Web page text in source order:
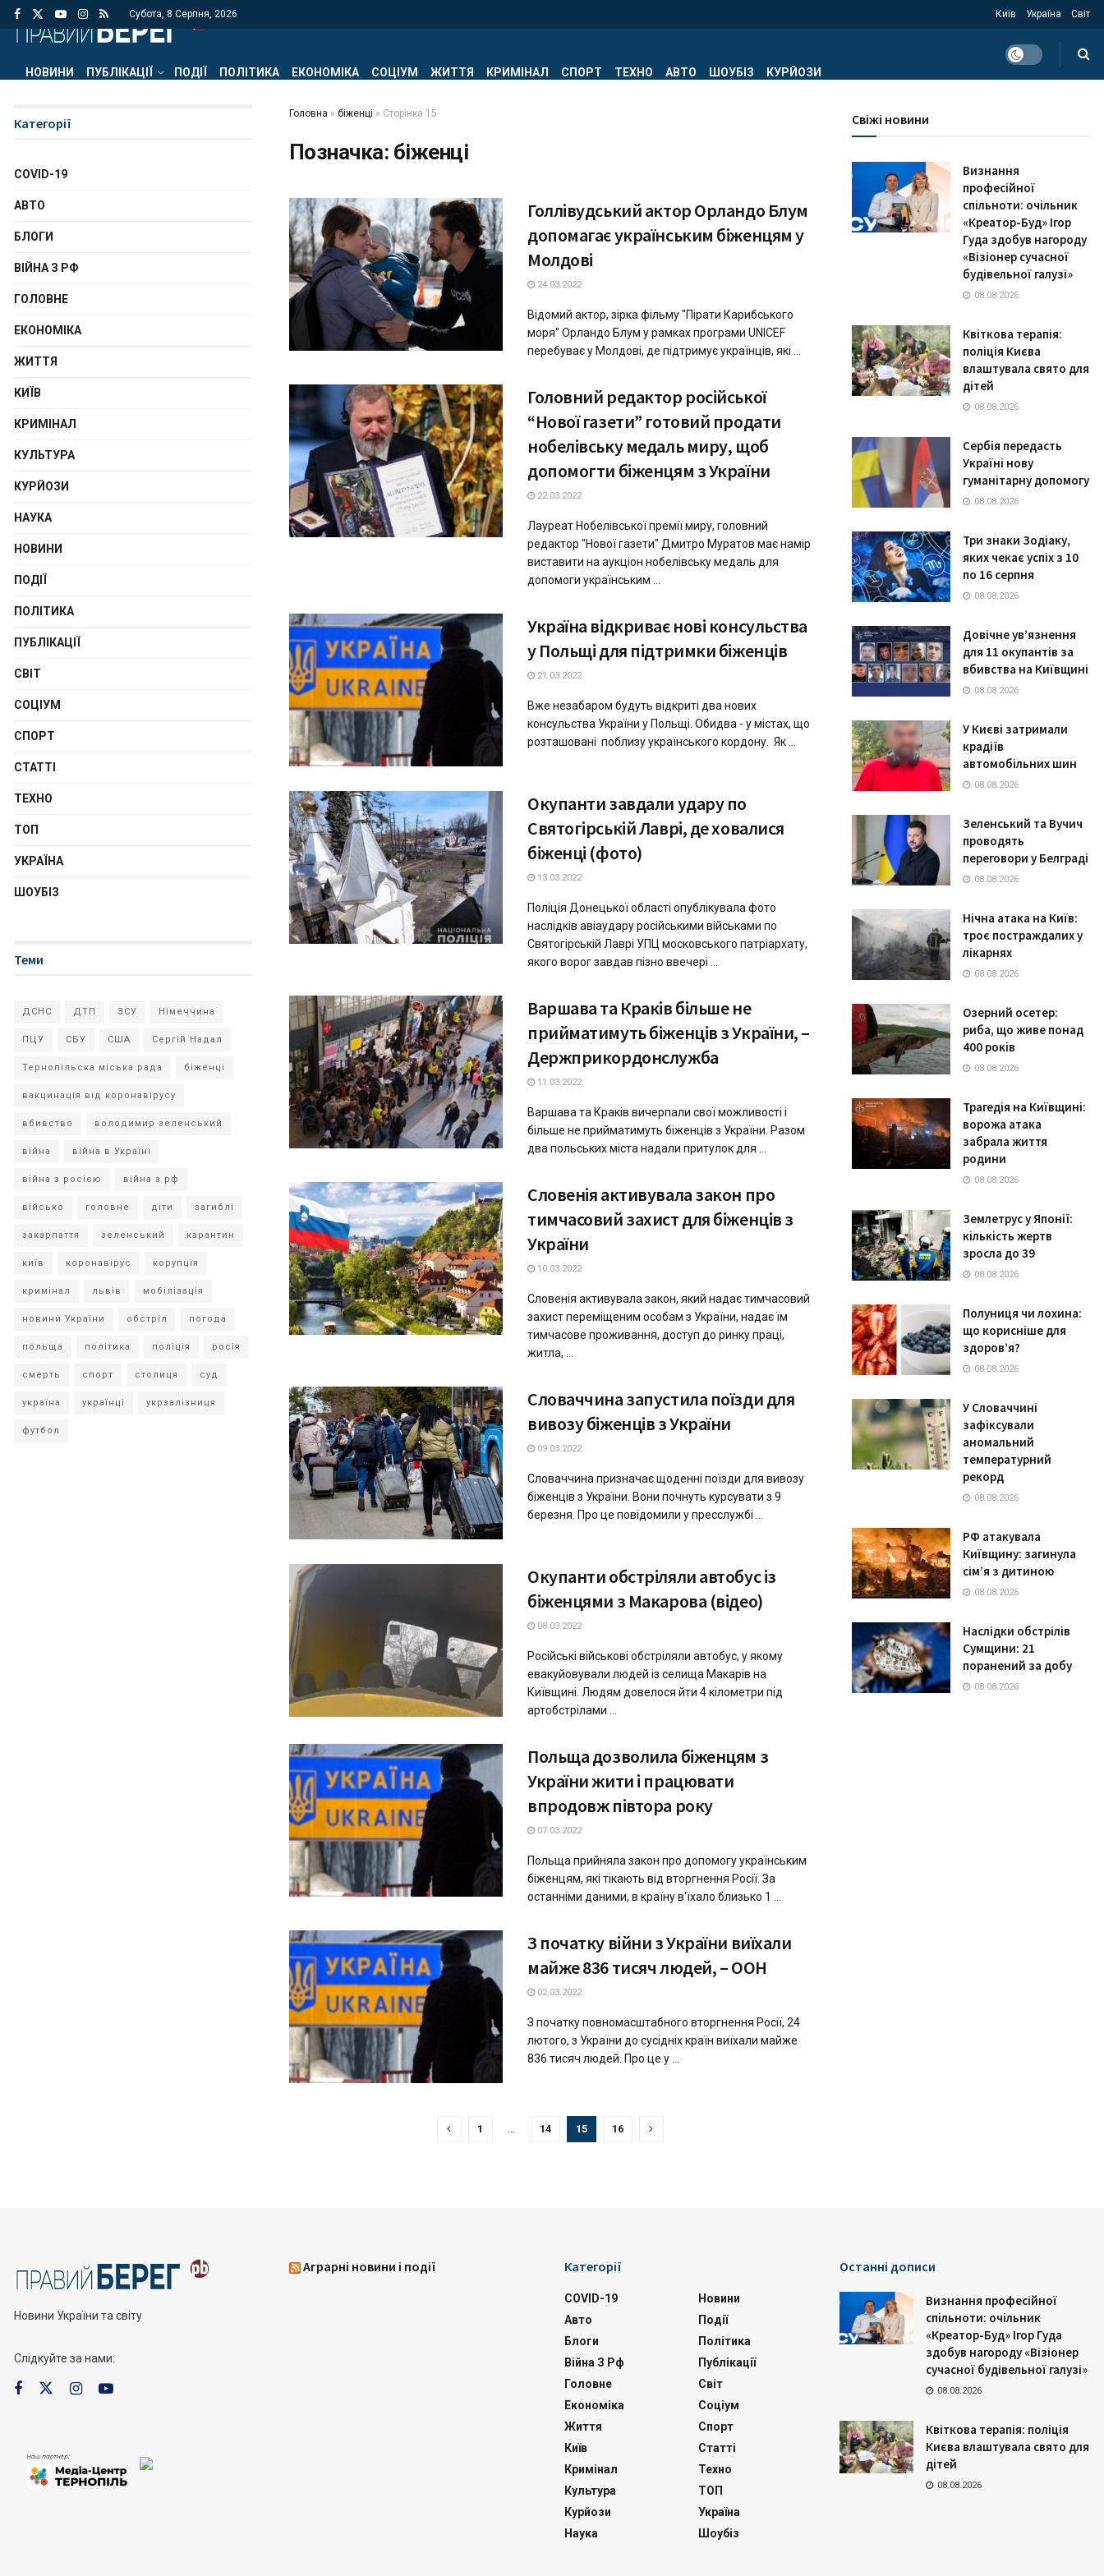
Субота, 8 Серпня, 2026 Київ Україна Світ
НОВИНИ ПУБЛІКАЦІЇ ПОДІЇ ПОЛІТИКА ЕКОНОМІКА СОЦІУМ ЖИТТЯ КРИМІНАЛ СПОРТ ТЕХНО АВТО ШОУБІЗ КУРЙОЗИ
Головна » біженці » Сторінка 15
Позначка: біженці
Голлівудський актор Орландо Блум
допомагає українським біженцям у
Молдові
24.03.2022
Відомий актор, зірка фільму "Пірати Карибського
моря" Орландо Блум у рамках програми UNICEF
перебуває у Молдові, де підтримує українців, які ...
Головний редактор російської
“Нової газети” готовий продати
нобелівську медаль миру, щоб
допомогти біженцям з України
22.03.2022
Лауреат Нобелівської премії миру, головний
редактор "Нової газети" Дмитро Муратов має намір
виставити на аукціон нобелівську медаль для
допомоги українським ...
Україна відкриває нові консульства
у Польщі для підтримки біженців
21.03.2022
Вже незабаром будуть відкриті два нових
консульства України у Польщі. Обидва - у містах, що
розташовані поблизу українського кордону. Як ...
Окупанти завдали удару по
Святогірській Лаврі, де ховалися
біженці (фото)
13.03.2022
Поліція Донецької області опублікувала фото
наслідків авіаудару російськими військами по
Святогірській Лаврі УПЦ московського патріархату,
якого ворог завдав пізно ввечері ...
Варшава та Краків більше не
прийматимуть біженців з України, –
Держприкордонслужба
11.03.2022
Варшава та Краків вичерпали свої можливості і
більше не прийматимуть біженців з України. Разом
два польських міста надали притулок для ...
Словенія активувала закон про
тимчасовий захист для біженців з
України
10.03.2022
Словенія активувала закон, який надає тимчасовий
захист переміщеним особам з України, надає їм
тимчасове проживання, доступ до ринку праці,
житла, ...
Словаччина запустила поїзди для
вивозу біженців з України
09.03.2022
Словаччина призначає щоденні поїзди для вивозу
біженців з України. Вони почнуть курсувати з 9
березня. Про це повідомили у пресслужбі ...
Окупанти обстріляли автобус із
біженцями з Макарова (відео)
08.03.2022
Російські військові обстріляли автобус, у якому
евакуйовували людей із селища Макарів на
Київщині. Людям довелося йти 4 кілометри під
артобстрілами ...
Польща дозволила біженцям з
України жити і працювати
впродовж півтора року
07.03.2022
Польща прийняла закон про допомогу українським
біженцям, які тікають від вторгнення Росії. За
останніми даними, в країну в'їхало близько 1 ...
З початку війни з України виїхали
майже 836 тисяч людей, – ООН
02.03.2022
З початку повномасштабного вторгнення Росії, 24
лютого, з України до сусідніх країн виїхали майже
836 тисяч людей. Про це у ...
1 14 15 16
Категорії
COVID-19
АВТО
БЛОГИ
ВІЙНА З РФ
ГОЛОВНЕ
ЕКОНОМІКА
ЖИТТЯ
КИЇВ
КРИМІНАЛ
КУЛЬТУРА
КУРЙОЗИ
НАУКА
НОВИНИ
ПОДІЇ
ПОЛІТИКА
ПУБЛІКАЦІЇ
СВІТ
СОЦІУМ
СПОРТ
СТАТТІ
ТЕХНО
ТОП
УКРАЇНА
ШОУБІЗ
Теми
ДСНС ДТП ЗСУ Німеччина
ПЦУ СБУ США Сергій Надал
Тернопільска міська рада біженці
вакцинація від коронавірусу
вбивство володимир зеленський
війна війна в Україні
війна з росією війна з рф
військо головне діти загиблі
закарпаття зеленський карантин
київ коронавірус корупція
кримінал львів мобілізація
новини України обстріл погода
польща політика поліція росія
смерть спорт столиця суд
україна українці укрзалізниця
футбол
Свіжі новини
Визнання
професійної
спільноти: очільник
«Креатор-Буд» Ігор
Гуда здобув нагороду
«Візіонер сучасної
будівельної галузі»
08.08.2026
Квіткова терапія:
поліція Києва
влаштувала свято для
дітей
08.08.2026
Сербія передасть
Україні нову
гуманітарну допомогу
08.08.2026
Три знаки Зодіаку,
яких чекає успіх з 10
по 16 серпня
08.08.2026
Довічне ув’язнення
для 11 окупантів за
вбивства на Київщині
08.08.2026
У Києві затримали
крадіїв
автомобільних шин
08.08.2026
Зеленський та Вучич
проводять
переговори у Белграді
08.08.2026
Нічна атака на Київ:
троє постраждалих у
лікарнях
08.08.2026
Озерний осетер:
риба, що живе понад
400 років
08.08.2026
Трагедія на Київщині:
ворожа атака
забрала життя
родини
08.08.2026
Землетрус у Японії:
кількість жертв
зросла до 39
08.08.2026
Полуниця чи лохина:
що корисніше для
здоров’я?
08.08.2026
У Словаччині
зафіксували
аномальний
температурний
рекорд
08.08.2026
РФ атакувала
Київщину: загинула
сім’я з дитиною
08.08.2026
Наслідки обстрілів
Сумщини: 21
поранений за добу
08.08.2026
Новини України та світу
Слідкуйте за нами:
Аграрні новини і події Категорії
COVID-19
Авто
Блоги
Війна З Рф
Головне
Економіка
Життя
Київ
Кримінал
Культура
Курйози
Наука
Новини
Події
Політика
Публікації
Світ
Соціум
Спорт
Статті
Техно
ТОП
Україна
Шоубіз
Останні дописи
Визнання професійної
спільноти: очільник
«Креатор-Буд» Ігор Гуда
здобув нагороду «Візіонер
сучасної будівельної галузі»
08.08.2026
Квіткова терапія: поліція
Києва влаштувала свято для
дітей
08.08.2026